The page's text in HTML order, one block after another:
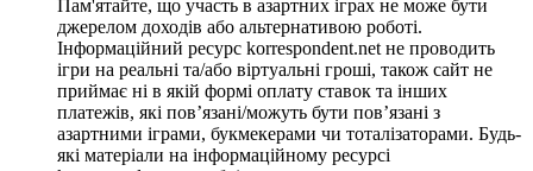
Пам'ятайте, що участь в азартних іграх не може бути
джерелом доходів або альтернативою роботі.
Інформаційний ресурс korrespondent.net не проводить
ігри на реальні та/або віртуальні гроші, також сайт не
приймає ні в якій формі оплату ставок та інших
платежів, які пов’язані/можуть бути пов’язані з
азартними іграми, букмекерами чи тоталізаторами. Будь-
які матеріали на інформаційному ресурсі